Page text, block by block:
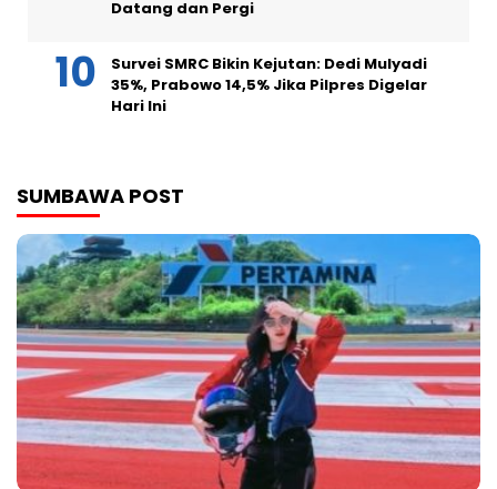
Datang dan Pergi
Survei SMRC Bikin Kejutan: Dedi Mulyadi
35%, Prabowo 14,5% Jika Pilpres Digelar
Hari Ini
SUMBAWA POST